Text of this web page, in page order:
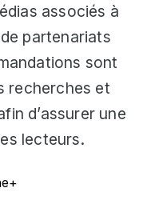
associés à
partenariats
sont
recherches et
d’assurer une
lecteurs.